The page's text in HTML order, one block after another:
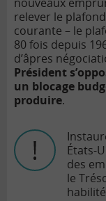
relever le
courante – le
80 fois depuis
d’âpres
Président
un blocage
produire.
États-
des
le